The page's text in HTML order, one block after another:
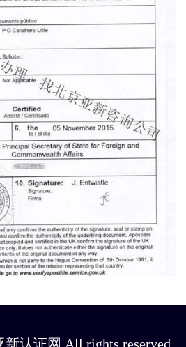
认证网 All rights reserved.